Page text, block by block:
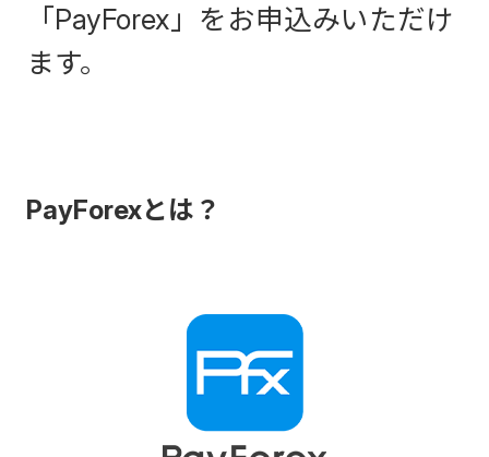
「PayForex」をお申込みいただけ
ます。
PayForexとは？